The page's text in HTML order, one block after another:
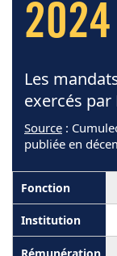
2024
Les
exercés par
Source :
publiée en